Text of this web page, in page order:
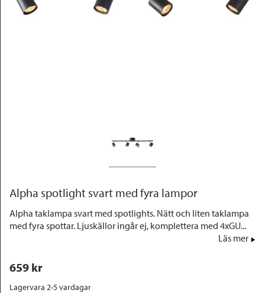
Belysning
Alpha spotlight svart med fyra lampor
Alpha taklampa svart med spotlights. Nätt och liten taklampa
med fyra spottar. Ljuskällor ingår ej, komplettera med 4xGU...
Läs mer
659 kr
Lagervara 2-5 vardagar